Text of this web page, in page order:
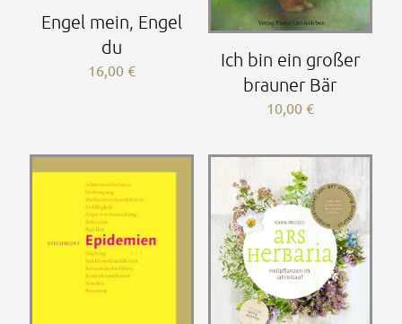
Engel mein, Engel
du
16,00€
Ich bin ein großer
brauner Bär
10,00 €